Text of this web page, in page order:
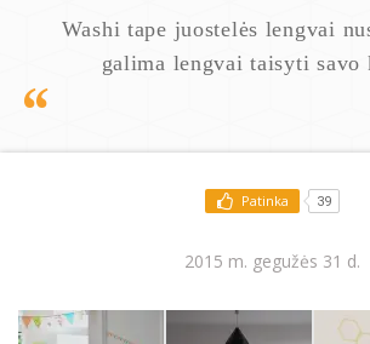
Washi tape juostelės lengvai
galima lengvai taisyti savo
Patinka 39
2015 m. gegužės 31 d.